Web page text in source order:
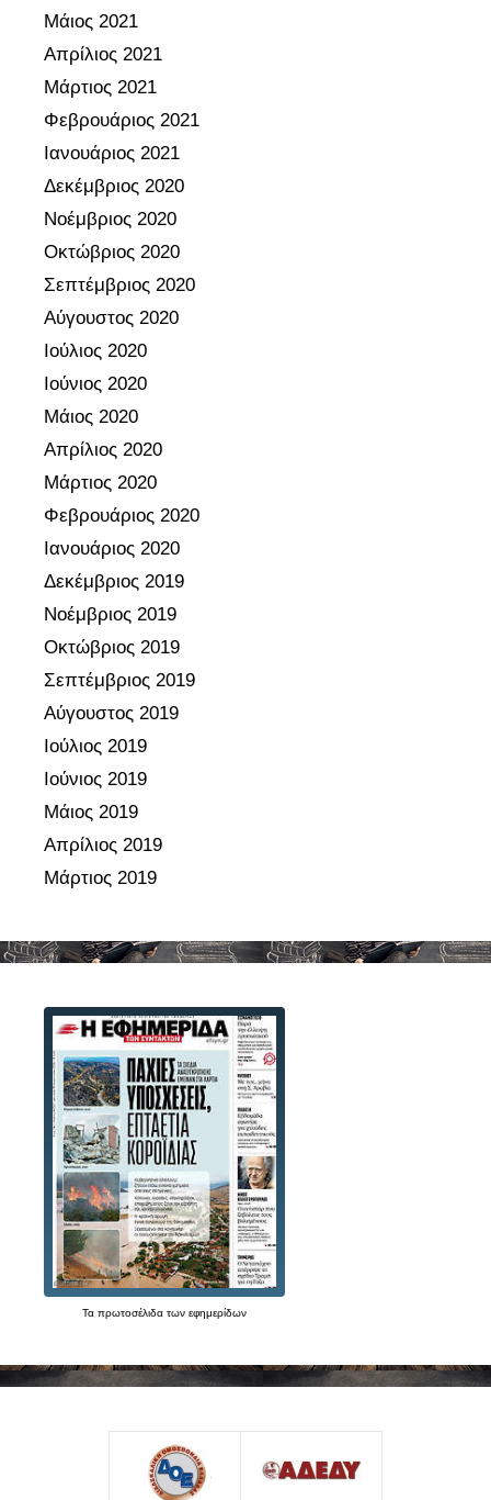
γ
ε
ί
ο
ι
δ
ε
ί
Μάιος 2021
Απρίλιος 2021
Μάρτιος 2021
Φεβρουάριος 2021
Ιανουάριος 2021
Δεκέμβριος 2020
Νοέμβριος 2020
Οκτώβριος 2020
Σεπτέμβριος 2020
Αύγουστος 2020
Ιούλιος 2020
Ιούνιος 2020
Μάιος 2020
Απρίλιος 2020
Μάρτιος 2020
Φεβρουάριος 2020
Ιανουάριος 2020
Δεκέμβριος 2019
Νοέμβριος 2019
Οκτώβριος 2019
Σεπτέμβριος 2019
Αύγουστος 2019
Ιούλιος 2019
Ιούνιος 2019
Μάιος 2019
Απρίλιος 2019
Μάρτιος 2019
Τα πρωτοσέλιδα των εφημερίδων